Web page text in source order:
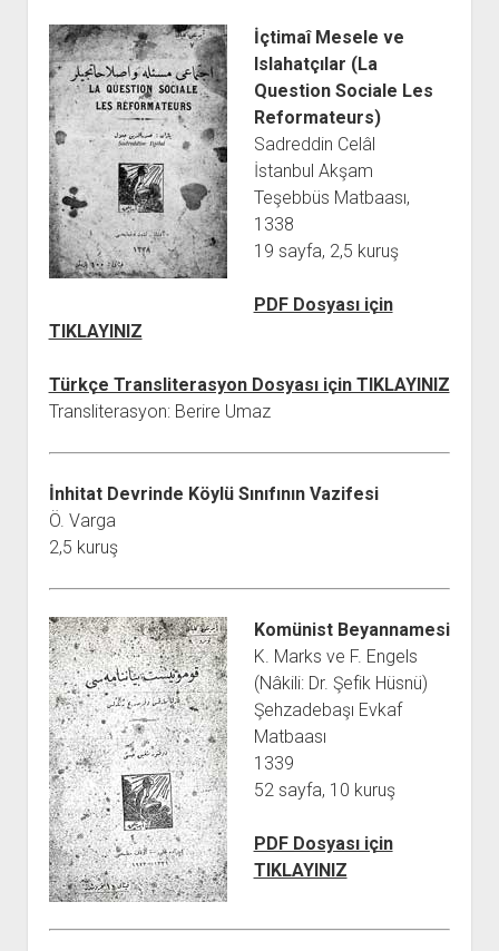
İçtimaî Mesele ve
Islahatçılar (La
Question Sociale Les
Reformateurs)
Sadreddin Celâl
İstanbul Akşam
Teşebbüs Matbaası,
1338
19 sayfa, 2,5 kuruş
PDF Dosyası için
TIKLAYINIZ
Türkçe Transliterasyon Dosyası için TIKLAYINIZ
Transliterasyon: Berire Umaz
İnhitat Devrinde Köylü Sınıfının Vazifesi
Ö. Varga
2,5 kuruş
Komünist Beyannamesi
K. Marks ve F. Engels
(Nâkili: Dr. Şefik Hüsnü)
Şehzadebaşı Evkaf
Matbaası
1339
52 sayfa, 10 kuruş
PDF Dosyası için
TIKLAYINIZ